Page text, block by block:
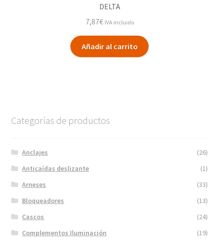
DELTA
7,87€ IVA incluido
Añadir al carrito
Categorías de productos
Anclajes
(26)
Anticaídas deslizante
(1)
Arneses
(33)
Bloqueadores
(13)
Cascos
(24)
Complementos Iluminación
(19)